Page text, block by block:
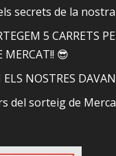
secrets de la
5 CARRETS
MERCAT!! 😎
ELS NOSTRES
del sorteig de